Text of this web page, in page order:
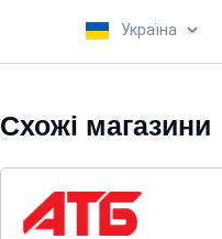
Схожі магазини